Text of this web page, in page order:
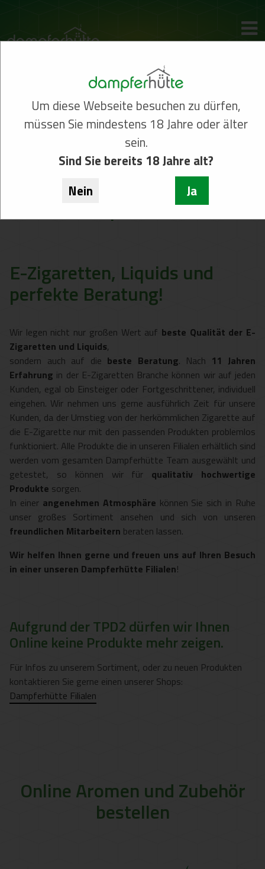
Willkommen bei der
Dampferhütte!
E-Zigaretten, Liquids und
perfekte Beratung!
Wir legen nicht nur großen Wert auf beste Qualität der E-
Zigaretten und Liquids,
sondern auch auf die beste Beratung. Nach 11 Jahren
Erfahrung in der E-Zigaretten Branche können wir auf jeden
Kunden, egal ob Einsteiger oder Fortgeschrittener, individuell
eingehen. Wir nehmen uns gerne ausführlich Zeit für unsere
Kunden, da der Umstieg von der herkömmlichen Zigarette auf
die E-Zigarette nur mit den passenden Produkten problemlos
funktioniert. Alle Produkte die in unseren Filialen erhältlich sind
werden vom gesamten Dampferhütte Team ausgewählt und
getestet, so können wir für qualitativ hochwertige
Produkte sorgen.
In einer angenehmen Atmosphäre können Sie sich in Ruhe
unser großes Sortiment ansehen und sich von unseren
freundlichen Mitarbeitern beraten lassen.
Wir helfen Ihnen gerne und freuen uns auf Ihren Besuch
in einer unseren Dampferhütte Filialen!
Aufgrund der TPD2 dürfen wir Ihnen
Online keine Produkte mehr zeigen.
Für Infos zu unserem Sortiment, oder zu neuen Produkten
kontaktieren Sie gerne einen unserer Shops:
Dampferhütte Filialen
Online Aromen und Zubehör
bestellen
Um diese Webseite besuchen zu dürfen,
müssen Sie mindestens 18 Jahre oder älter
sein.
Sind Sie bereits 18 Jahre alt?
Nein
Ja